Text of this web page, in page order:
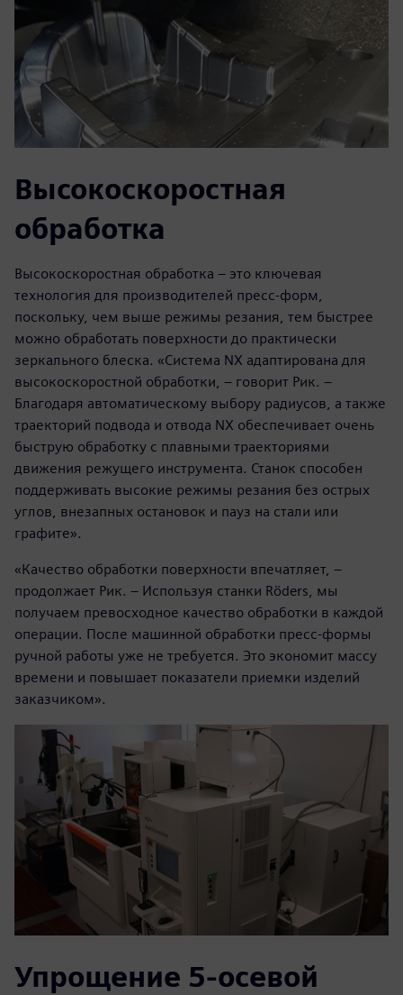
Высокоскоростная
обработка
Высокоскоростная обработка – это ключевая
технология для производителей пресс-форм,
поскольку, чем выше режимы резания, тем быстрее
можно обработать поверхности до практически
зеркального блеска. «Система NX адаптирована для
высокоскоростной обработки, – говорит Рик. –
Благодаря автоматическому выбору радиусов, а также
траекторий подвода и отвода NX обеспечивает очень
быструю обработку с плавными траекториями
движения режущего инструмента. Станок способен
поддерживать высокие режимы резания без острых
углов, внезапных остановок и пауз на стали или
графите».
«Качество обработки поверхности впечатляет, –
продолжает Рик. – Используя станки Röders, мы
получаем превосходное качество обработки в каждой
операции. После машинной обработки пресс-формы
ручной работы уже не требуется. Это экономит массу
времени и повышает показатели приемки изделий
заказчиком».
Упрощение 5-осевой